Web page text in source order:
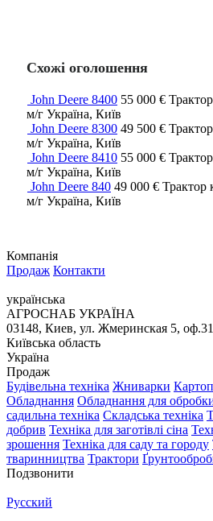
Схожі оголошення
John Deere 8400 55 000 €
м/г Україна, Київ
John Deere 8300 49 500 €
м/г Україна, Київ
John Deere 8410 55 000 €
м/г Україна, Київ
John Deere 840 49 000 € Трактор
м/г Україна, Київ
Компанія
Продаж Контакти
українська
АГРОСНАБ УКРАЇНА
03148, Киев, ул. Жмеринская 5, оф.31
Київська область
Україна
Продаж
Будівельна техніка Жниварки
Обладнання Обладнання для
садильна техніка Складська техніка
добрив Техніка для заготівлі сіна
зрошення Техніка для саду та городу
тваринництва Трактори
Подзвонити
Русский